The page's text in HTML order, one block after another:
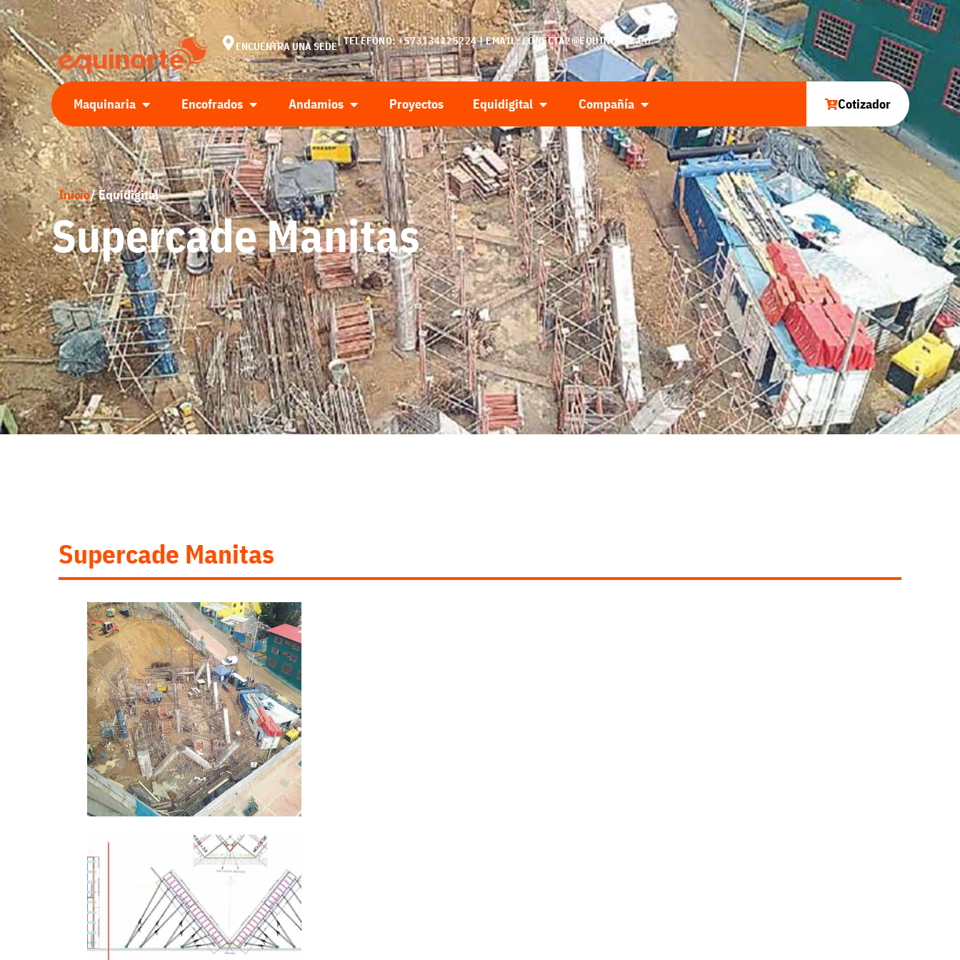
ENCUENTRA UNA SEDE| TELÉFONO: +573134125224 | EMAIL:CONECTA2@EQUINORTE.CO
Maquinaria Encofrados Andamios Proyectos Equidigital Compañía Cotizador
Inicio/ Equidigital
Supercade Manitas
Supercade Manitas